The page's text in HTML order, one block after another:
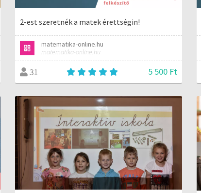
2-est szeretnék a matek érettségin!
matematika-online.hu
matematika-online.hu
31 5 500 Ft